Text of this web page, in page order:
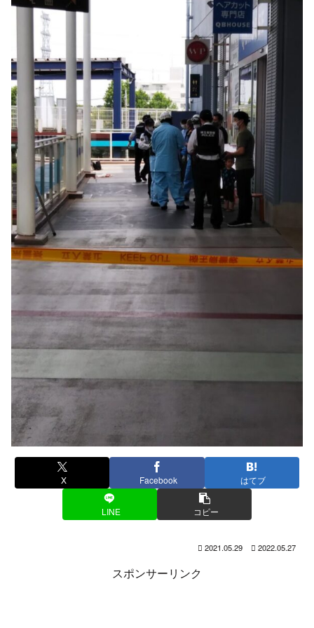
X Facebook はてブ
LINE コピー
2021.05.29 2022.05.27
スポンサーリンク